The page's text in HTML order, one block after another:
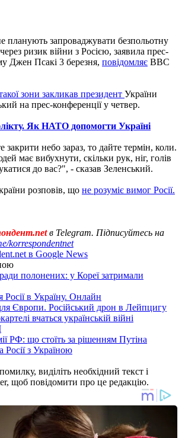
планують запроваджувати безпольотну
ризик війни з Росією, заявила прес-
Джен Псакі 3 березня, повідомляє ВВС
зони закликав президент України
на прес-конференції у четвер.
Як НАТО допомогти Україні
небо зараз, то дайте термін, коли.
має вибухнути, скільки рук, ніг, голів
до вас?", - сказав Зеленський.
розповів, що не розуміє вимог Росії.
в Telegram. Підписуйтесь на
korrespondentnet
в Google News
полонених: у Кореї затримали
Росії в Україну. Онлайн
Європи. Російський дрон в Лейпцигу
вчаться українській війні
РФ: що стоїть за рішенням Путіна
Росії з Україною
виділіть необхідний текст і
щоб повідомити про це редакцію.